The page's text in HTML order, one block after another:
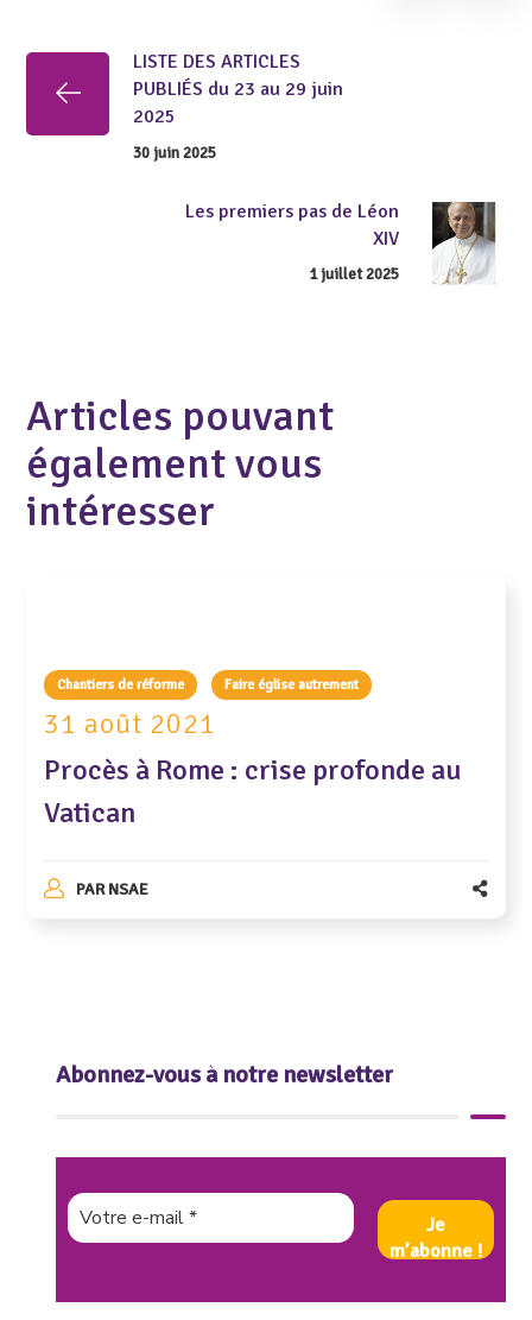
LISTE DES ARTICLES
PUBLIÉS du 23 au 29 juin
2025
30 juin 2025
Les premiers pas de Léon
XIV
1 juillet 2025
Articles pouvant
également vous
intéresser
Chantiers de réforme Faire église autrement
31 août 2021
Procès à Rome : crise profonde au
Vatican
PARNSAE
Abonnez-vous à notre newsletter